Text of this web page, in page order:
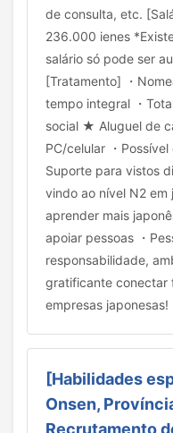
de consulta, etc.
236.000 ienes
salário só pode ser
[Tratamento] ・
tempo integral ・
social ★ Aluguel de
PC/celular ・
Suporte para vistos
vindo ao nível N2 em
aprender mais
apoiar pessoas ・
responsabilidade,
gratificante conectar
empresas japonesas!
[Habilidades
Onsen,
Recrutamento